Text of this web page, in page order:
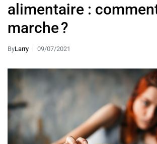
alimentaire :
marche ?
ByLarry 09/07/2021